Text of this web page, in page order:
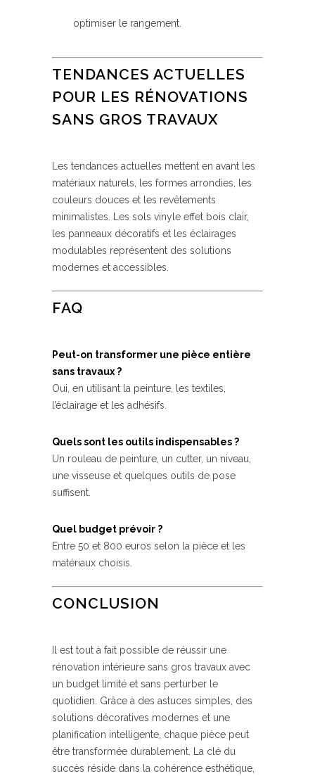
optimiser le rangement.
TENDANCES ACTUELLES
POUR LES RÉNOVATIONS
SANS GROS TRAVAUX
Les tendances actuelles mettent en avant les
matériaux naturels, les formes arrondies, les
couleurs douces et les revêtements
minimalistes. Les sols vinyle effet bois clair,
les panneaux décoratifs et les éclairages
modulables représentent des solutions
modernes et accessibles.
FAQ
Peut-on transformer une pièce entière
sans travaux ?
Oui, en utilisant la peinture, les textiles,
l’éclairage et les adhésifs.
Quels sont les outils indispensables ?
Un rouleau de peinture, un cutter, un niveau,
une visseuse et quelques outils de pose
suffisent.
Quel budget prévoir ?
Entre 50 et 800 euros selon la pièce et les
matériaux choisis.
CONCLUSION
Il est tout à fait possible de réussir une
rénovation intérieure sans gros travaux avec
un budget limité et sans perturber le
quotidien. Grâce à des astuces simples, des
solutions décoratives modernes et une
planification intelligente, chaque pièce peut
être transformée durablement. La clé du
succès réside dans la cohérence esthétique,